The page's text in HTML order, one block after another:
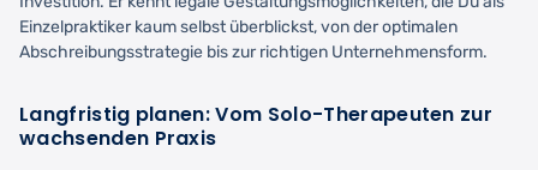
Einzelpraktiker kaum selbst überblickst, von der optimalen
Abschreibungsstrategie bis zur richtigen Unternehmensform.
Langfristig planen: Vom Solo-Therapeuten zur
wachsenden Praxis